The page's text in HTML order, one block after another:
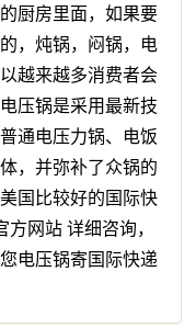
厨房里面，如果要
，炖锅，闷锅，电
越来越多消费者会
压锅是采用最新技
通电压力锅、电饭
，并弥补了众锅的
国比较好的国际快
网站 详细咨询，
电压锅寄国际快递